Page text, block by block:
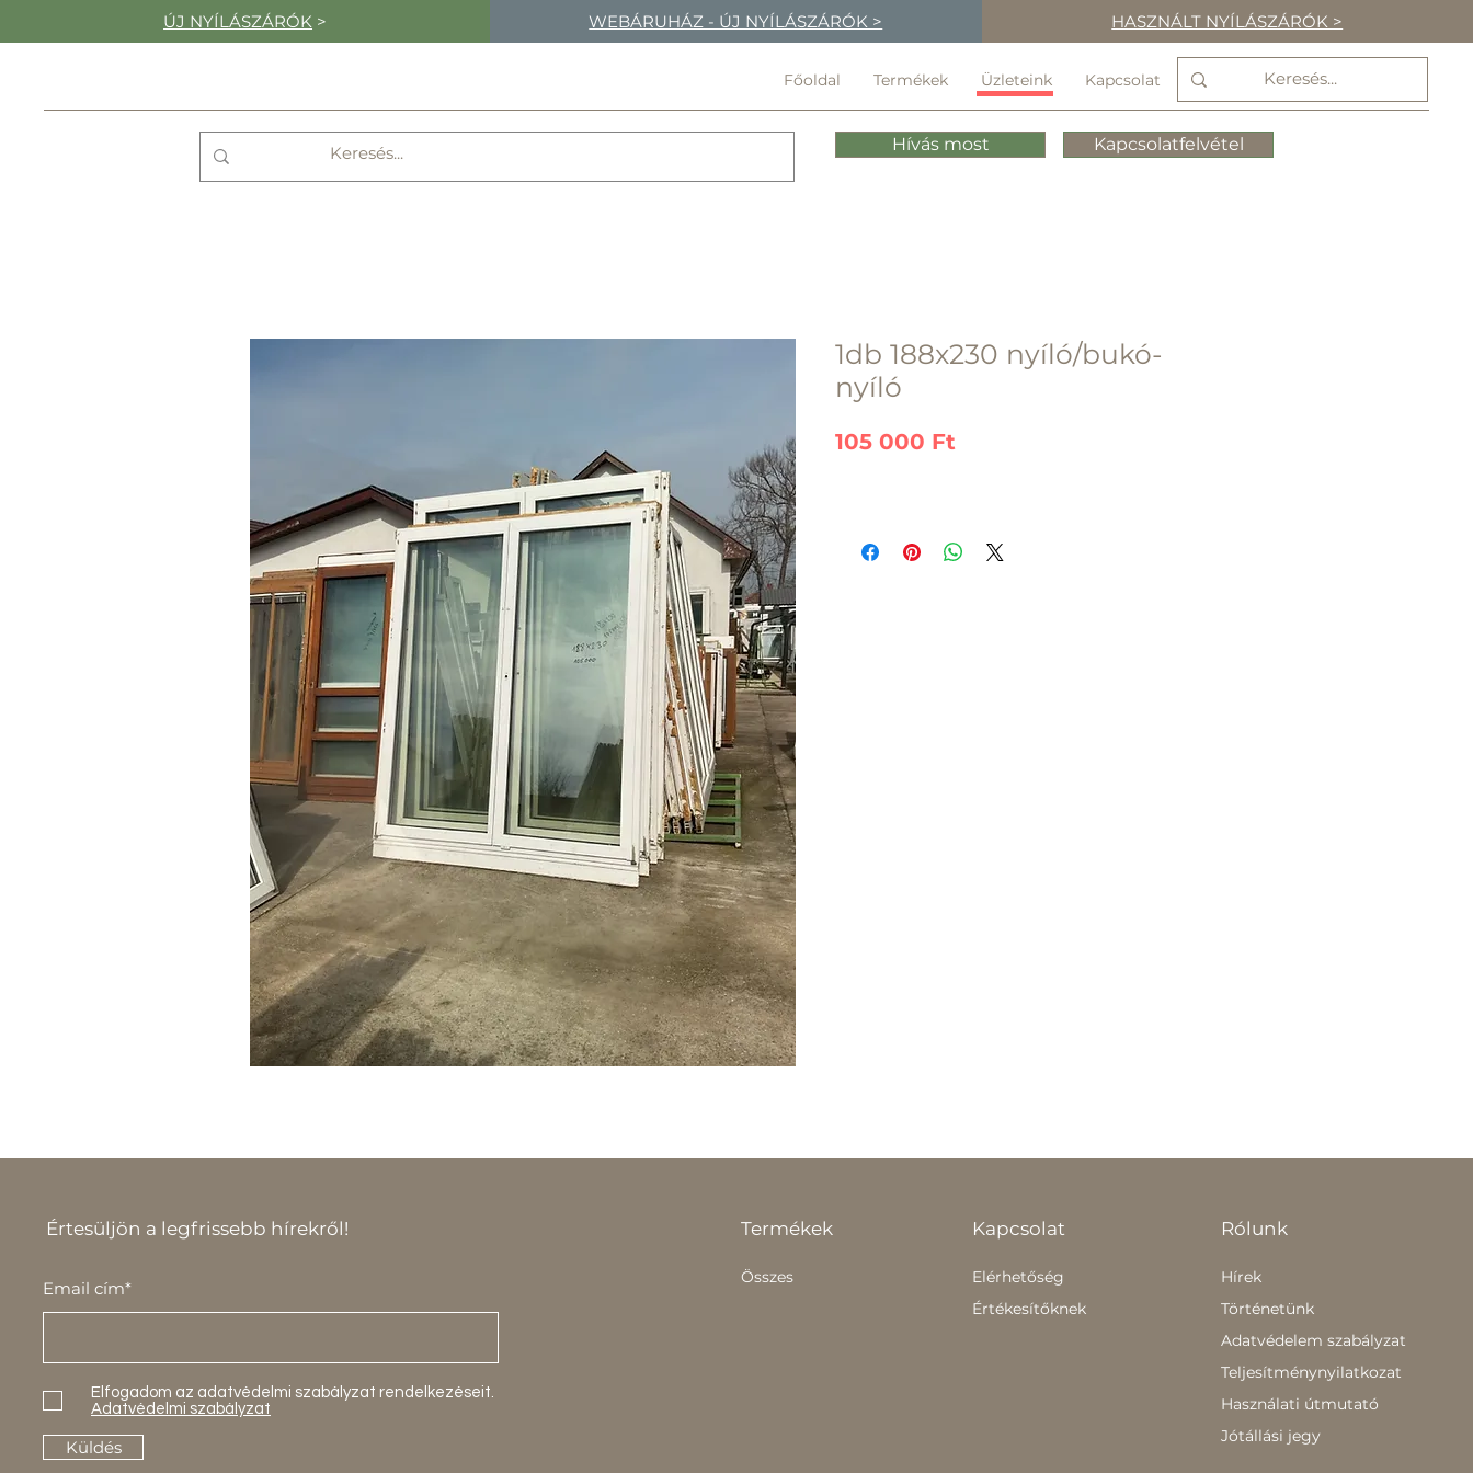
ÚJ NYÍLÁSZÁRÓK > WEBÁRUHÁZ - ÚJ NYÍLÁSZÁRÓK > HASZNÁLT NYÍLÁSZÁRÓK >
Főoldal Termékek Üzleteink Kapcsolat
Hívás most Kapcsolatfelvétel
1db 188x230 nyíló/bukó-
nyíló
105 000 Ft
Értesüljön a legfrissebb hírekről!
Email cím*
Elfogadom az adatvédelmi szabályzat rendelkezéseit.
Adatvédelmi szabályzat
Küldés
Termékek
Összes
Kapcsolat
Elérhetőség
Értékesítőknek
Rólunk
Hírek
Történetünk
Adatvédelem szabályzat
Teljesítménynyilatkozat
Használati útmutató
Jótállási jegy